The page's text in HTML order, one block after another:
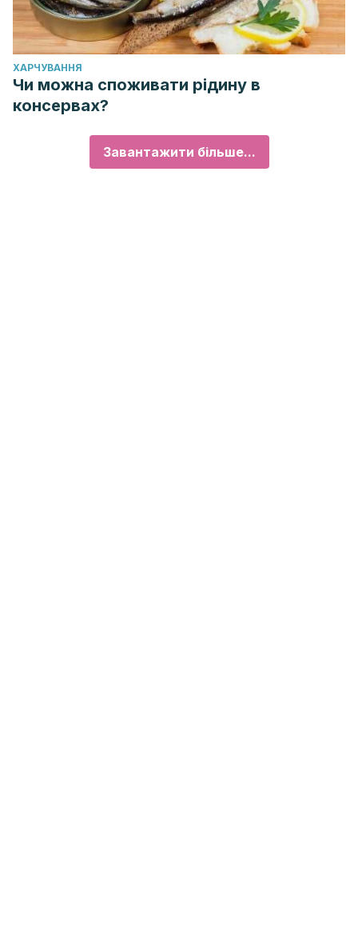
ХАРЧУВАННЯ
Чи можна споживати рідину в
консервах?
Завантажити більше...